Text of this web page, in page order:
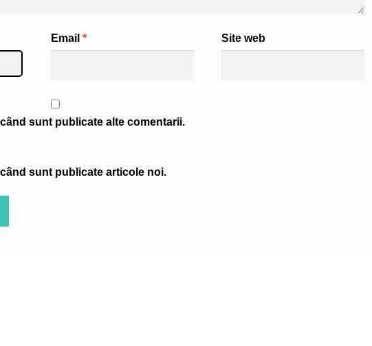
Email * Site web
sunt publicate alte comentarii.
sunt publicate articole noi.